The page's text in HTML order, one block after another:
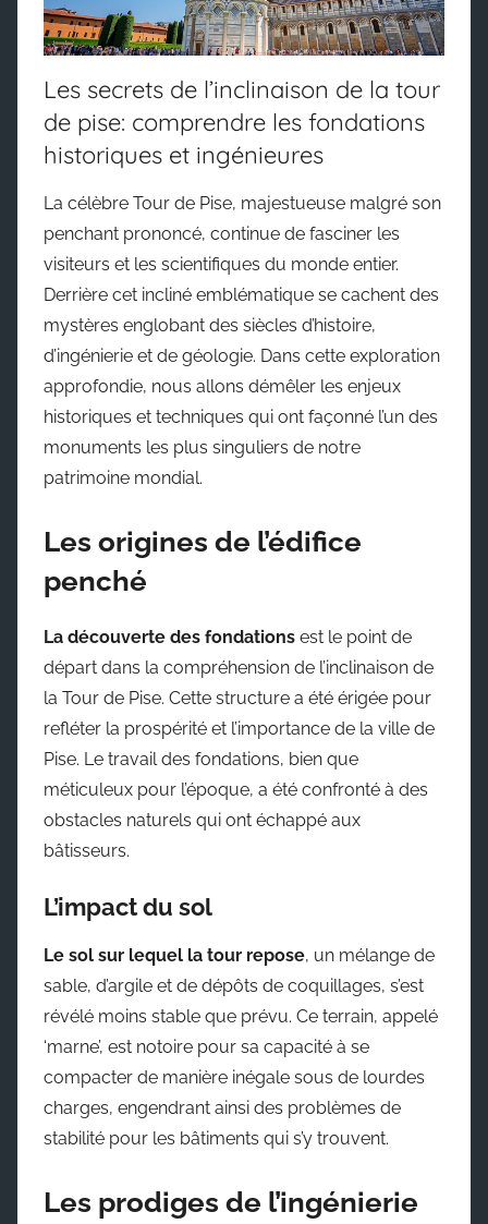
Les secrets de l’inclinaison de la tour
de pise: comprendre les fondations
historiques et ingénieures
La célèbre Tour de Pise, majestueuse malgré son
penchant prononcé, continue de fasciner les
visiteurs et les scientifiques du monde entier.
Derrière cet incliné emblématique se cachent des
mystères englobant des siècles d’histoire,
d’ingénierie et de géologie. Dans cette exploration
approfondie, nous allons démêler les enjeux
historiques et techniques qui ont façonné l’un des
monuments les plus singuliers de notre
patrimoine mondial.
Les origines de l’édifice
penché
La découverte des fondations est le point de
départ dans la compréhension de l’inclinaison de
la Tour de Pise. Cette structure a été érigée pour
refléter la prospérité et l’importance de la ville de
Pise. Le travail des fondations, bien que
méticuleux pour l’époque, a été confronté à des
obstacles naturels qui ont échappé aux
bâtisseurs.
L’impact du sol
Le sol sur lequel la tour repose, un mélange de
sable, d’argile et de dépôts de coquillages, s’est
révélé moins stable que prévu. Ce terrain, appelé
‘marne’, est notoire pour sa capacité à se
compacter de manière inégale sous de lourdes
charges, engendrant ainsi des problèmes de
stabilité pour les bâtiments qui s’y trouvent.
Les prodiges de l’ingénierie